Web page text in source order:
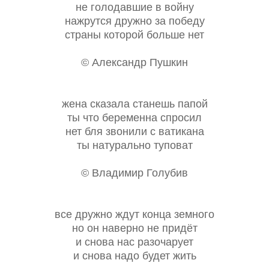
не голодавшие в войну
нажрутся дружно за победу
страны которой больше нет
© Александр Пушкин
жена сказала станешь папой
ты что беременна спросил
нет бля звонили с ватикана
ты натурально туповат
© Владимир Голубив
все дружно ждут конца земного
но он наверно не придёт
и снова нас разочарует
и снова надо будет жить